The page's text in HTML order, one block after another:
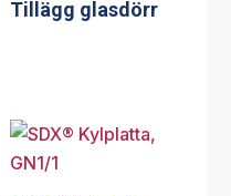
Tillägg glasdörr